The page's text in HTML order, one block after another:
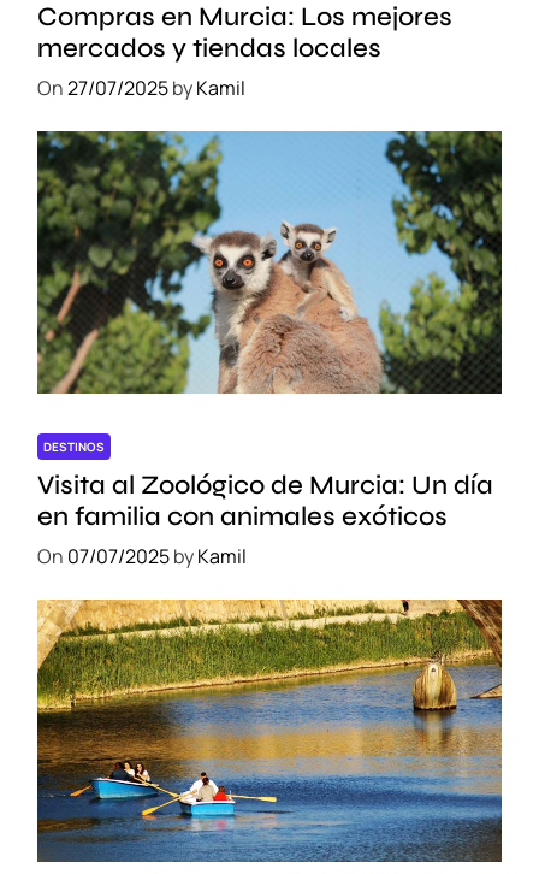
Compras en Murcia: Los mejores
mercados y tiendas locales
On27/07/2025byKamil
DESTINOS
Visita al Zoológico de Murcia: Un día
en familia con animales exóticos
On 07/07/2025byKamil